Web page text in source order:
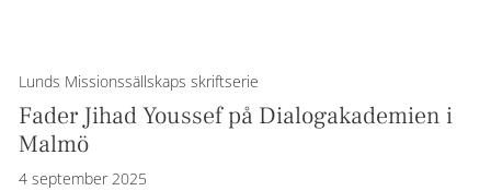
Lunds Missionssällskaps skriftserie
Fader Jihad Youssef på Dialogakademien i
Malmö
4 september 2025